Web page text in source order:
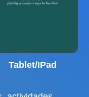
Tablet/IPad